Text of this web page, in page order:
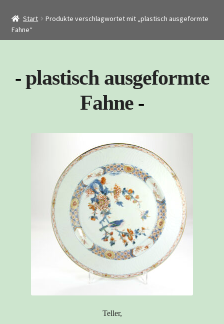
Shop
Restaurierung
Archiv
Start
Produkte verschlagwortet mit „plastisch ausgeformte
Fahne“
plastisch ausgeformte
Fahne
Teller,